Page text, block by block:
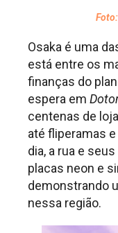
Osaka é uma
está entre os
finanças do
espera em
centenas de
até fliperamas
dia, a rua e
placas neon e
demonstrando
nessa região.